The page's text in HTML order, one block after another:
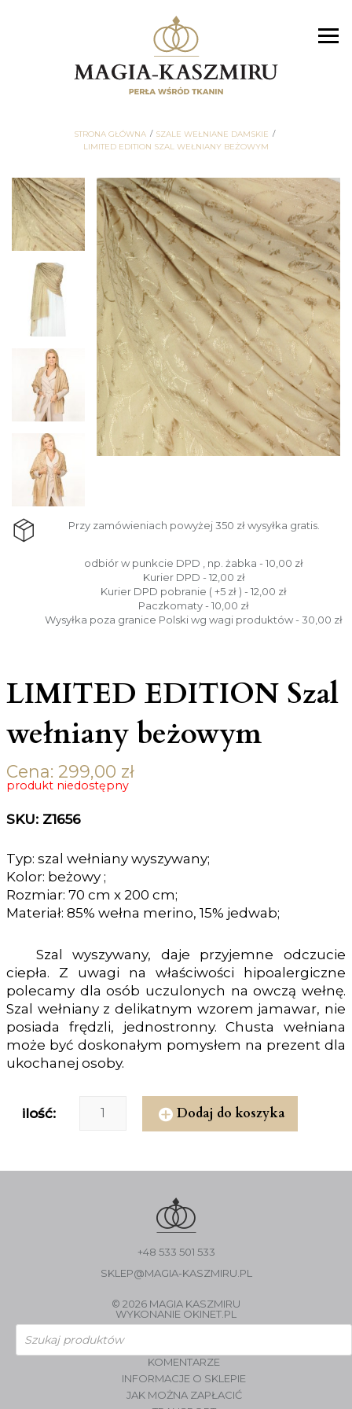
STRONA GŁÓWNA
SZALE WEŁNIANE DAMSKIE
LIMITED EDITION SZAL WEŁNIANY BEŻOWYM
Przy zamówieniach powyżej 350 zł wysyłka gratis.
odbiór w punkcie DPD , np. żabka - 10,00 zł
Kurier DPD - 12,00 zł
Kurier DPD pobranie ( +5 zł ) - 12,00 zł
Paczkomaty - 10,00 zł
Wysyłka poza granice Polski wg wagi produktów - 30,00 zł
LIMITED EDITION Szal
wełniany beżowym
Cena: 299,00 zł
produkt niedostępny
SKU: Z1656
Typ: szal wełniany wyszywany;
Kolor: beżowy ;
Rozmiar: 70 cm x 200 cm;
Materiał: 85% wełna merino, 15% jedwab;
Szal wyszywany, daje przyjemne odczucie
ciepła. Z uwagi na właściwości hipoalergiczne
polecamy dla osób uczulonych na owczą wełnę.
Szal wełniany z delikatnym wzorem jamawar, nie
posiada frędzli, jednostronny. Chusta wełniana
może być doskonałym pomysłem na prezent dla
ukochanej osoby.
ilość: Dodaj do koszyka
+48 533 501 533
SKLEP@MAGIA-KASZMIRU.PL
© 2026 MAGIA KASZMIRU
WYKONANIE OKINET.PL
Wyszukiwarka
produktów
KOMENTARZE
INFORMACJE O SKLEPIE
JAK MOŻNA ZAPŁACIĆ